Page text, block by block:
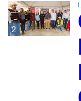
2